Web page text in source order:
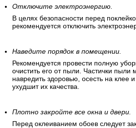
Отключите электроэнергию.
В целях безопасности перед
рекомендуется отключить
Наведите порядок в помещении.
Рекомендуется провести полную
очистить его от пыли. Частички пыли
навредить здоровью, осесть на клее и
ухудшит их качества.
Плотно закройте все окна и двери.
Перед оклеиванием обоев следует